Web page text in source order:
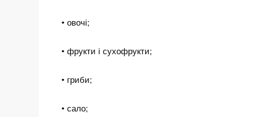
• овочі;
• фрукти і сухофрукти;
• гриби;
• сало;